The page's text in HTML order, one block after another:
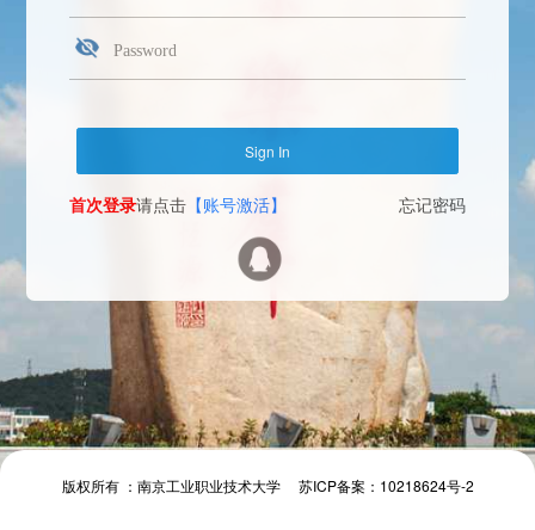
首次登录请点击 【账号激活】 忘记密码
Send verification code
The camera will be turned on soon. Please pay attention to your privacy
微信扫一扫
首次登录请点击【账号激活】 忘记密码
版权所有 ：南京工业职业技术大学 苏ICP备案：10218624号-2